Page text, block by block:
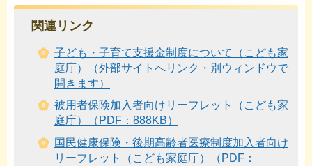
関連リンク
子ども・子育て支援金制度について（こども家
庭庁）（外部サイトへリンク・別ウィンドウで
開きます）
被用者保険加入者向けリーフレット（こども家
庭庁）（PDF：888KB）
国民健康保険・後期高齢者医療制度加入者向け
リーフレット（こども家庭庁）（PDF：